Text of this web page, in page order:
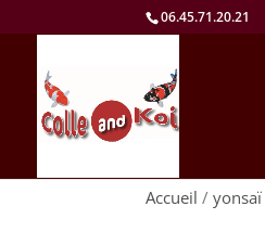
06.45.71.20.21
Accueil /yonsaï